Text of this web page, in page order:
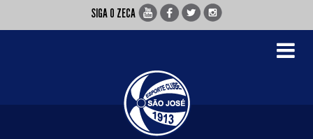
SIGA O ZECA
Toggle